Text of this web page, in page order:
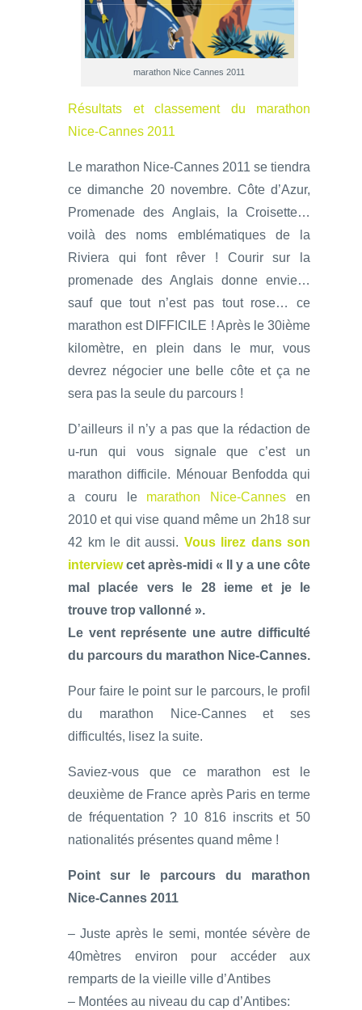
marathon Nice Cannes 2011
Résultats et classement du marathon
Nice-Cannes 2011
Le marathon Nice-Cannes 2011 se tiendra
ce dimanche 20 novembre. Côte d’Azur,
Promenade des Anglais, la Croisette…
voilà des noms emblématiques de la
Riviera qui font rêver ! Courir sur la
promenade des Anglais donne envie…
sauf que tout n’est pas tout rose… ce
marathon est DIFFICILE ! Après le 30ième
kilomètre, en plein dans le mur, vous
devrez négocier une belle côte et ça ne
sera pas la seule du parcours !
D’ailleurs il n’y a pas que la rédaction de
u-run qui vous signale que c’est un
marathon difficile. Ménouar Benfodda qui
a couru le marathon Nice-Cannes en
2010 et qui vise quand même un 2h18 sur
42 km le dit aussi. Vous lirez dans son
interviewcet après-midi « Il y a une côte
mal placée vers le 28 ieme et je le
trouve trop vallonné ».
Le vent représente une autre difficulté
du parcours du marathon Nice-Cannes.
Pour faire le point sur le parcours, le profil
du marathon Nice-Cannes et ses
difficultés, lisez la suite.
Saviez-vous que ce marathon est le
deuxième de France après Paris en terme
de fréquentation ? 10 816 inscrits et 50
nationalités présentes quand même !
Point sur le parcours du marathon
Nice-Cannes 2011
– Juste après le semi, montée sévère de
40mètres environ pour accéder aux
remparts de la vieille ville d’Antibes
– Montées au niveau du cap d’Antibes: